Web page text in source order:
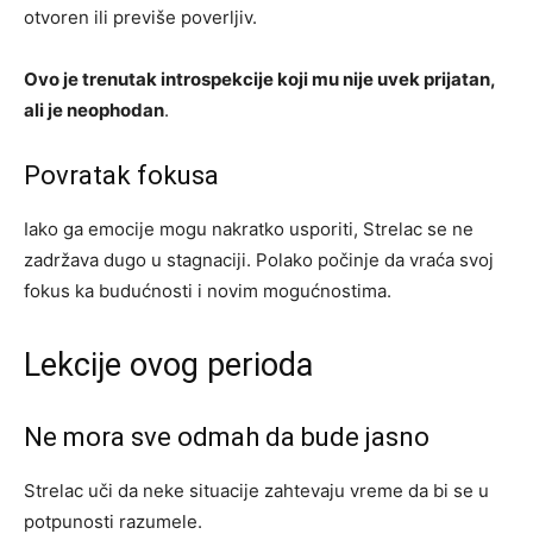
otvoren ili previše poverljiv.
Ovo je trenutak introspekcije koji mu nije uvek prijatan,
ali je neophodan.
Povratak fokusa
Iako ga emocije mogu nakratko usporiti, Strelac se ne
zadržava dugo u stagnaciji. Polako počinje da vraća svoj
fokus ka budućnosti i novim mogućnostima.
Lekcije ovog perioda
Ne mora sve odmah da bude jasno
Strelac uči da neke situacije zahtevaju vreme da bi se u
potpunosti razumele.